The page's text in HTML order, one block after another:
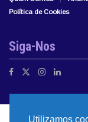
Política de Cookies
Siga-Nos
Utilizamos